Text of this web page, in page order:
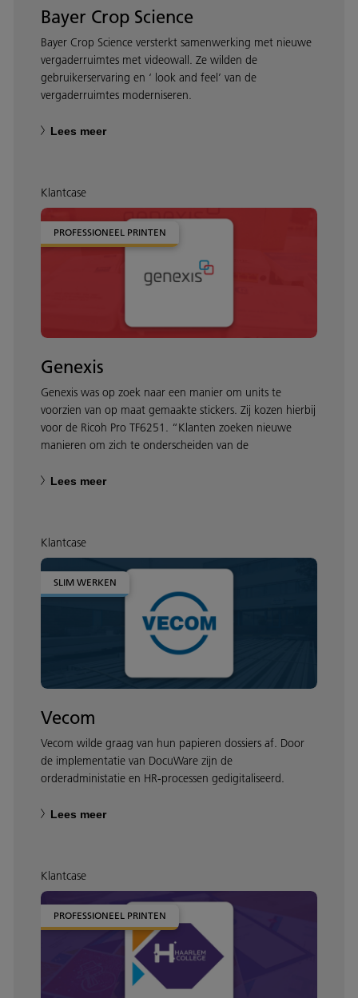
Bayer Crop Science
Bayer Crop Science versterkt samenwerking met nieuwe
vergaderruimtes met videowall. Ze wilden de
gebruikerservaring en ‘ look and feel’ van de
vergaderruimtes moderniseren.
Lees meer
Klantcase
PROFESSIONEEL PRINTEN
Genexis
Genexis was op zoek naar een manier om units te
voorzien van op maat gemaakte stickers. Zij kozen hierbij
voor de Ricoh Pro TF6251. “Klanten zoeken nieuwe
manieren om zich te onderscheiden van de
Lees meer
Klantcase
SLIM WERKEN
Vecom
Vecom wilde graag van hun papieren dossiers af. Door
de implementatie van DocuWare zijn de
orderadministatie en HR-processen gedigitaliseerd.
Lees meer
Klantcase
PROFESSIONEEL PRINTEN